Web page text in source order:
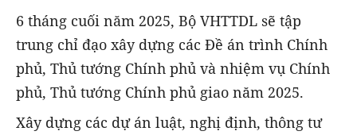
6 tháng cuối năm 2025, Bộ VHTTDL sẽ tập
trung chỉ đạo xây dựng các Đề án trình Chính
phủ, Thủ tướng Chính phủ và nhiệm vụ Chính
phủ, Thủ tướng Chính phủ giao năm 2025.
Xây dựng các dự án luật, nghị định, thông tư